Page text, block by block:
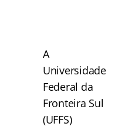
A
Universidade
Federal da
Fronteira Sul
(UFFS)